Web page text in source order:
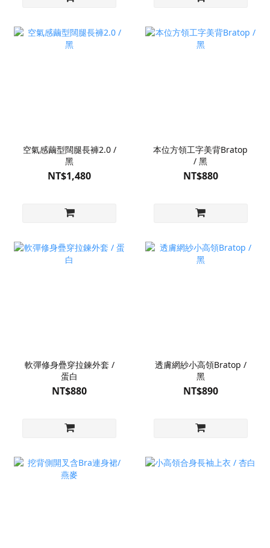
空氣感繭型闊腿長褲2.0 /
黑
NT$1,480
本位方領工字美背Bratop
/ 黑
NT$880
軟彈修身疊穿拉鍊外套 /
蛋白
NT$880
透膚網紗小高領Bratop /
黑
NT$890